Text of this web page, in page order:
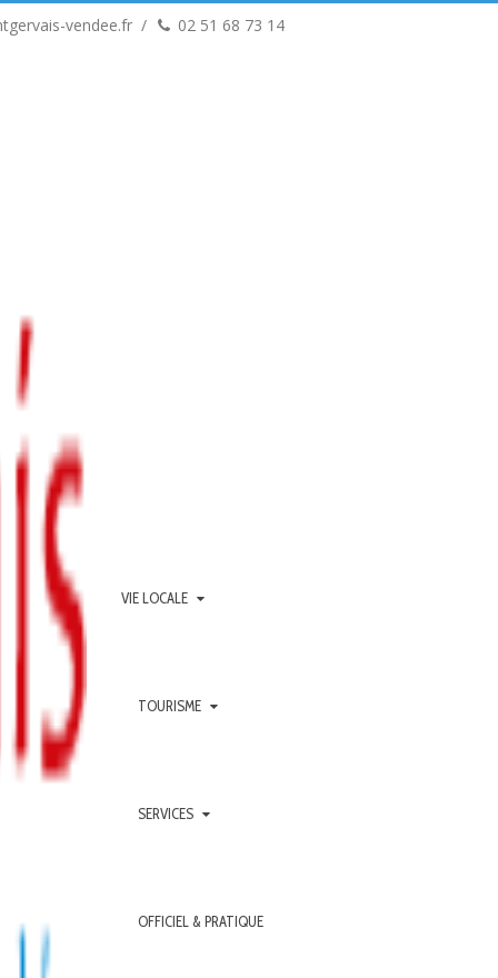
vendee.fr 02 51 68 73 14
VIE LOCALE
TOURISME
SERVICES
OFFICIEL & PRATIQUE